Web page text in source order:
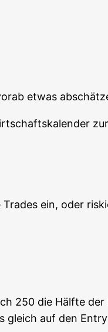
etwas
ein, oder
250 die Hälf­te
auf den